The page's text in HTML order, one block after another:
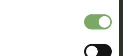
cookies vid fortsatt